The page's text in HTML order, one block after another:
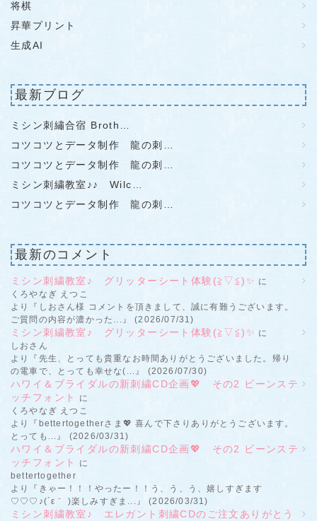
将棋
昇華プリント
生成AI
最新ブログ
ミシン刺繡合宿 Broth…
コツコツとデータ制作 龍の刺…
コツコツとデータ制作 龍の刺…
ミシン刺繍教室♪♪ Wilc…
コツコツとデータ制作 龍の刺…
最新のコメント
ミシン刺繍教室♪ グリッターシート体験(≧▽≦)✨ に
くろやなぎ えつこ
より『しおさん様 コメントを頂きまして、誠に有難うございます。
ご質問の内容が濃かった...』 (2026/07/31)
ミシン刺繍教室♪ グリッターシート体験(≧▽≦)✨ に
しおさん
より『先生、とっても貴重なお時間ありがとうございました。帰り
の電車で、とっても幸せな(...』 (2026/07/30)
ハワイ＆ブライダルの新刺繍CD企画💖 その2 ビーンステ
ッチフォント
に
くろやなぎ えつこ
より『bettertogetherさま💖 喜んで下さりありがとうございます。
とっても...』 (2026/03/31)
ハワイ＆ブライダルの新刺繍CD企画💖 その2 ビーンステ
ッチフォント
に
bettertogether
より『きゃー！！！やったー！！う、う、う、嬉しすぎます
♡♡♡♪(´ε｀ )楽しみすぎま...』 (2026/03/31)
ミシン刺繍教室♪ エレガント刺繍CDのご注文ありがとう